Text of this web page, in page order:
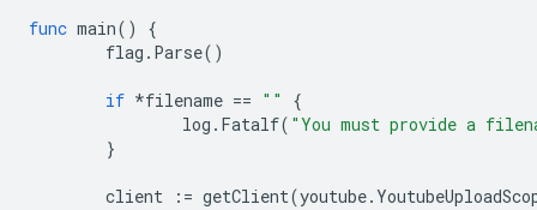
func main()
{
flag . Parse()
if *filename == ""
{
log . Fatalf( "You must provide a
}
client := getClient(youtube.